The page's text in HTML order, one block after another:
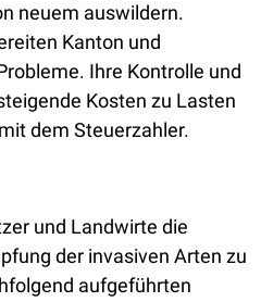
neuem auswildern.
Kanton und
Ihre Kontrolle und
Kosten zu Lasten
dem Steuerzahler.
und Landwirte die
der invasiven Arten zu
aufgeführten